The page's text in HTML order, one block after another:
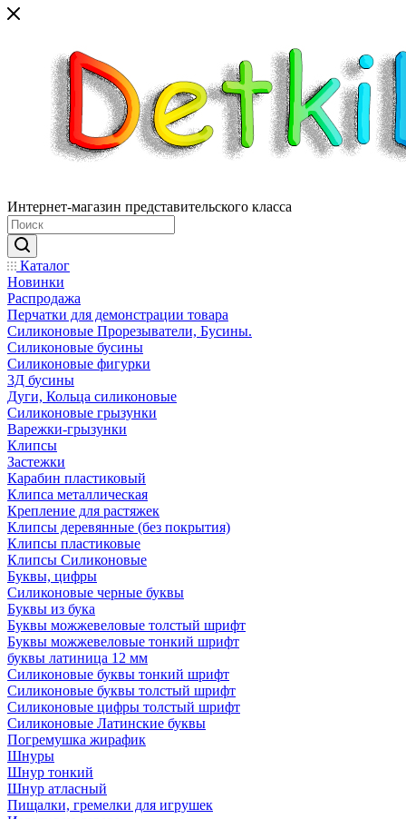
Интернет-магазин представительского класса
Каталог
Новинки
Распродажа
Перчатки для демонстрации товара
Силиконовые Прорезыватели, Бусины.
Силиконовые бусины
Силиконовые фигурки
3Д бусины
Дуги, Кольца силиконовые
Силиконовые грызунки
Варежки-грызунки
Клипсы
Застежки
Карабин пластиковый
Клипса металлическая
Крепление для растяжек
Клипсы деревянные (без покрытия)
Клипсы пластиковые
Клипсы Силиконовые
Буквы, цифры
Силиконовые черные буквы
Буквы из бука
Буквы можжевеловые толстый шрифт
Буквы можжевеловые тонкий шрифт
буквы латиница 12 мм
Силиконовые буквы тонкий шрифт
Силиконовые буквы толстый шрифт
Силиконовые цифры толстый шрифт
Силиконовые Латинские буквы
Погремушка жирафик
Шнуры
Шнур тонкий
Шнур атласный
Пищалки, гремелки для игрушек